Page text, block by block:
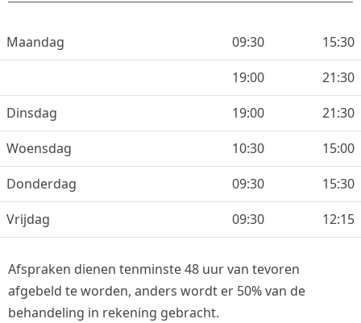
Maandag 09:30
15:30
19:00
21:30
Dinsdag
19:00
21:30
Woensdag
10:30
15:00
Donderdag
09:30
15:30
Vrijdag
09:30 12:15
Afspraken dienen tenminste 48 uur van tevoren
afgebeld te worden, anders wordt er 50% van de
behandeling in rekening gebracht.